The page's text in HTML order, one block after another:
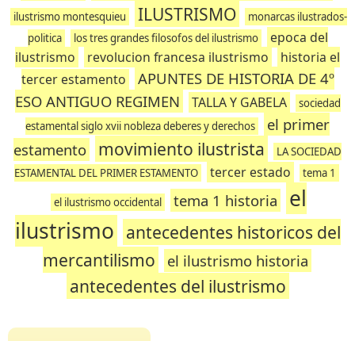
ilustrismo montesquieu ILUSTRISMO
monarcas ilustrados-
politica
los tres grandes filosofos del ilustrismo
epoca del
ilustrismo
revolucion francesa ilustrismo
historia el
tercer estamento
APUNTES DE HISTORIA DE 4º
ESO ANTIGUO REGIMEN
TALLA Y GABELA
sociedad
estamental siglo xvii nobleza deberes y derechos
el primer
estamento
movimiento ilustrista
LA SOCIEDAD
ESTAMENTAL DEL PRIMER ESTAMENTO
tercer estado tema 1
el ilustrismo occidental tema 1 historia
el
ilustrismo antecedentes historicos del
mercantilismo
el ilustrismo historia
antecedentes del ilustrismo